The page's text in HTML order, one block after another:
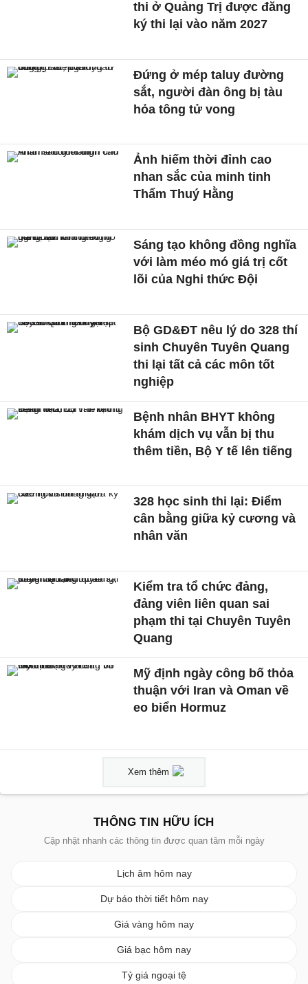
thi ở Quảng Trị được đăng
ký thi lại vào năm 2027
Đứng ở mép taluy đường
sắt, người đàn ông bị tàu
hỏa tông tử vong
Ảnh hiếm thời đỉnh cao
nhan sắc của minh tinh
Thẩm Thuý Hằng
Sáng tạo không đồng nghĩa
với làm méo mó giá trị cốt
lõi của Nghi thức Đội
Bộ GD&ĐT nêu lý do 328 thí
sinh Chuyên Tuyên Quang
thi lại tất cả các môn tốt
nghiệp
Bệnh nhân BHYT không
khám dịch vụ vẫn bị thu
thêm tiền, Bộ Y tế lên tiếng
328 học sinh thi lại: Điểm
cân bằng giữa kỷ cương và
nhân văn
Kiểm tra tổ chức đảng,
đảng viên liên quan sai
phạm thi tại Chuyên Tuyên
Quang
Mỹ định ngày công bố thỏa
thuận với Iran và Oman về
eo biển Hormuz
Xem thêm
THÔNG TIN HỮU ÍCH
Cập nhật nhanh các thông tin được quan tâm mỗi ngày
Lịch âm hôm nay
Dự báo thời tiết hôm nay
Giá vàng hôm nay
Giá bạc hôm nay
Tỷ giá ngoại tệ